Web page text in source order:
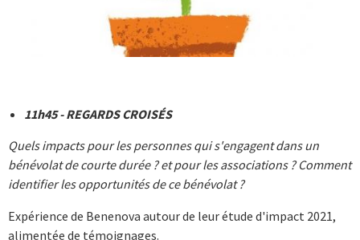
11h45 - REGARDS CROISÉS
Quels impacts pour les personnes qui s'engagent dans un
bénévolat de courte durée ? et pour les associations ? Comment
identifier les opportunités de ce bénévolat ?
Expérience de Benenova autour de leur étude d'impact 2021,
alimentée de témoignages.